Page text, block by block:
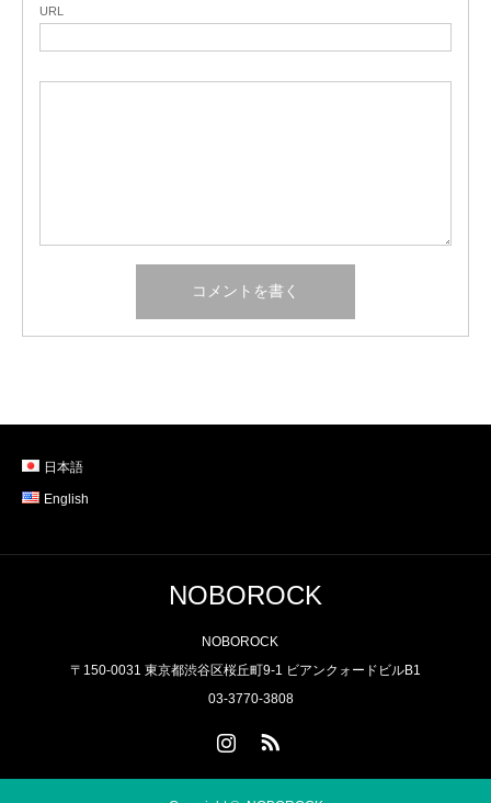
URL
日本語
English
NOBOROCK
NOBOROCK
〒150-0031 東京都渋谷区桜丘町9-1 ビアンクォードビルB1
03-3770-3808